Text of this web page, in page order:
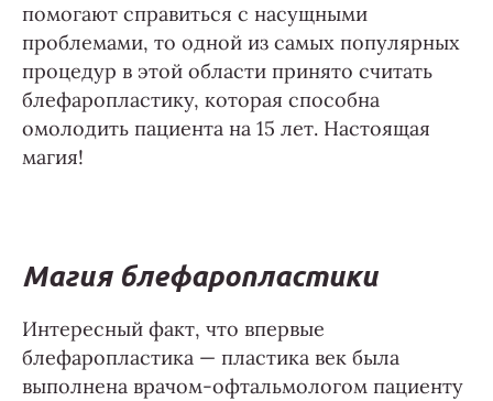
помогают справиться с насущными
проблемами, то одной из самых популярных
процедур в этой области принято считать
блефаропластику, которая способна
омолодить пациента на 15 лет. Настоящая
магия!
Магия блефаропластики
Интересный факт, что впервые
блефаропластика — пластика век была
выполнена врачом-офтальмологом пациенту